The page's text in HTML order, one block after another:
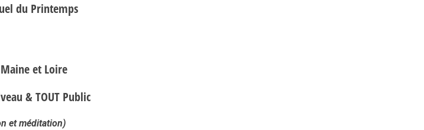
du Printemps
et Loire
& TOUT Public
et méditation)